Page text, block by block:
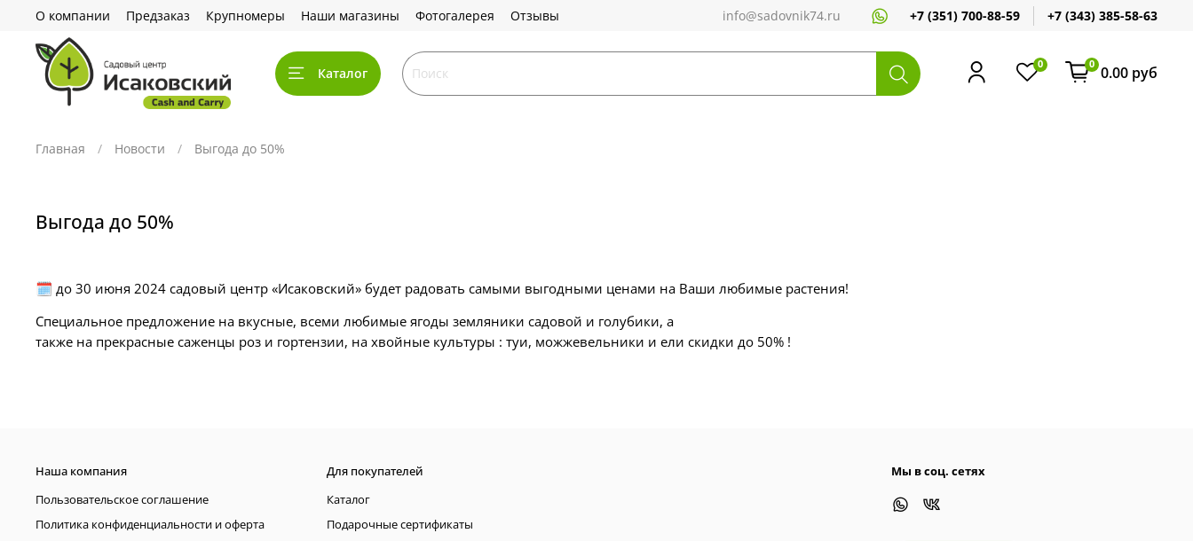
О компании Предзаказ Крупномеры Наши магазины Фотогалерея Отзывы info@sadovnik74.ru +7 (351) 700-88-59 +7 (343) 385-58-63
Каталог
0 0 0.00 руб
Главная Новости Выгода до 50%
Выгода до 50%
🗓️ до 30 июня 2024 садовый центр «Исаковский» будет радовать самыми выгодными ценами на Ваши любимые растения!
Специальное предложение на вкусные, всеми любимые ягоды земляники садовой и голубики, а
также на прекрасные саженцы роз и гортензии, на хвойные культуры : туи, можжевельники и ели скидки до 50% !
Наша компания
Пользовательское соглашение
Политика конфиденциальности и оферта
Для покупателей
Каталог
Подарочные сертификаты
Мы в соц. сетях